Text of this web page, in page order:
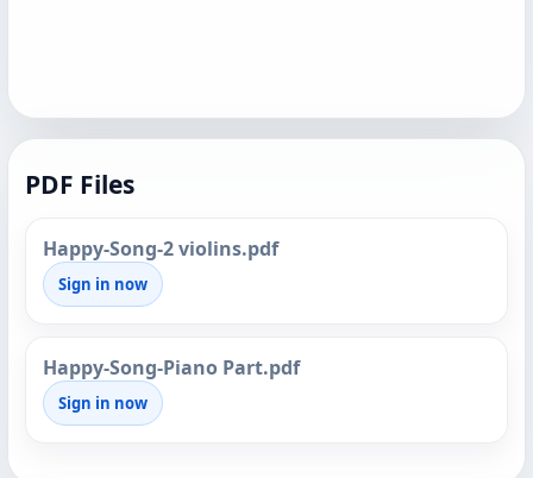
PDF Files
Happy-Song-2 violins.pdf
Sign in now
Happy-Song-Piano Part.pdf
Sign in now